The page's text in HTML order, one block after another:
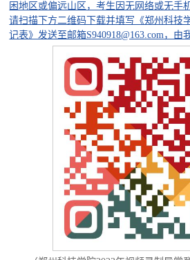
困地区或偏远山区，考生因无网络或无手
请扫描下方二维码下载并填写《郑州科技
记表》发送至邮箱S940918@163.com，由